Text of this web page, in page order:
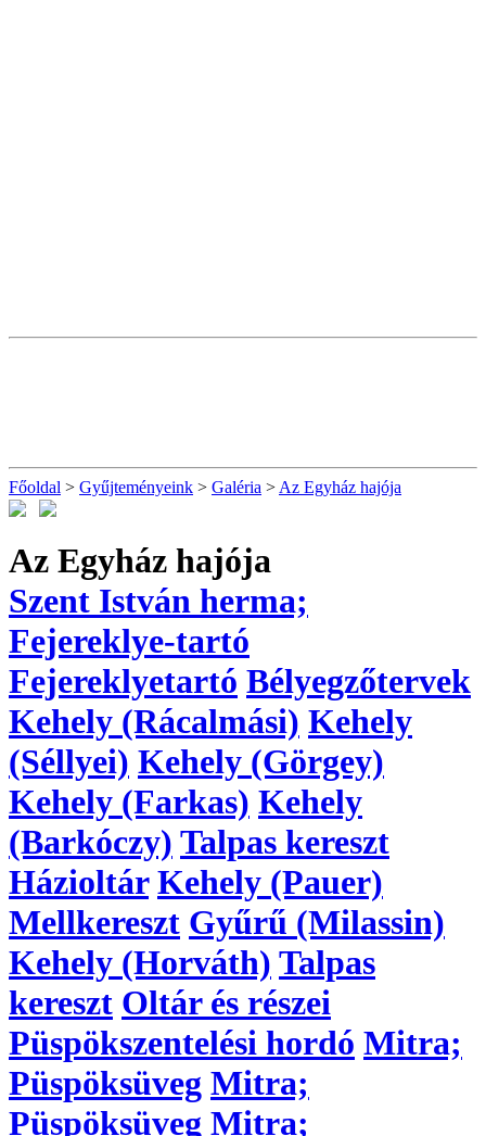
Főoldal > Gyűjteményeink > Galéria > Az Egyház hajója
Az Egyház hajója
Szent István herma;
Fejereklye-tartó
Fejereklyetartó Bélyegzőtervek
Kehely (Rácalmási) Kehely
(Séllyei) Kehely (Görgey)
Kehely (Farkas) Kehely
(Barkóczy) Talpas kereszt
Házioltár Kehely (Pauer)
Mellkereszt Gyűrű (Milassin)
Kehely (Horváth) Talpas
kereszt Oltár és részei
Püspökszentelési hordó Mitra;
Püspöksüveg Mitra;
Püspöksüveg Mitra;